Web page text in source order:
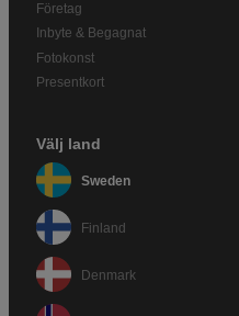
Företag
Inbyte & Begagnat
Fotokonst
Presentkort
Välj land
Sweden
Finland
Denmark